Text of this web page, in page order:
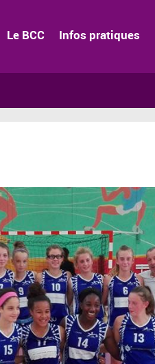
Le BCC Infos pratiques